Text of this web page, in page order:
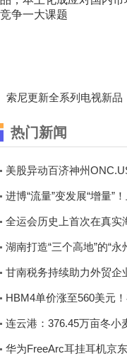
索尼更新全系列电视新品
热门新闻
美股异动百济神州
进博“流量”变发展“增量”
全运会历史上首次在真实
湖南打造“三个高地”的“
甘南税务持续助力外贸企
HBM4单价涨至560美元
连云港：376.45万亩冬小
华为FreeArc耳挂耳机京